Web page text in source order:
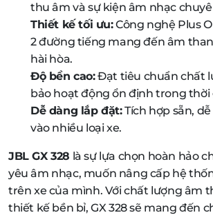
thu âm và sự kiện âm nhạc
Thiết kế tối ưu:Công nghệ Plus
2 đường tiếng mang đến âm
hài hòa.
Độ bền cao:Đạt tiêu chuẩn chất
bảo hoạt động ổn định trong thời
Dễ dàng lắp đặt:Tích hợp sẵn,
vào nhiều loại xe.
JBL GX 328 là sự lựa chọn hoàn hảo
yêu âm nhạc, muốn nâng cấp hệ
trên xe của mình. Với chất lượng âm
thiết kế bền bỉ, GX 328 sẽ mang đến